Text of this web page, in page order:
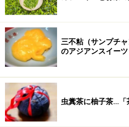
三不粘（サンプチ
のアジアンスイーツ
虫糞茶に柚子茶…「